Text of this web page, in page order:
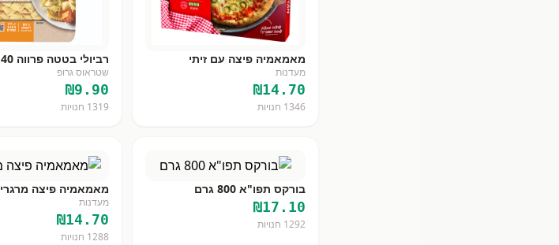
מאמאמיה פיצה עם זיתי
מעדנות
₪14.70
1346 חנויות
רביולי בטטה פרווה 40
שטראוס גרופ
₪9.90
1319 חנויות
בורקס תפו"א 800 גרם
₪17.10
1292 חנויות
מאמאמיה פיצה
מעדנות
₪14.70
1288 חנויות